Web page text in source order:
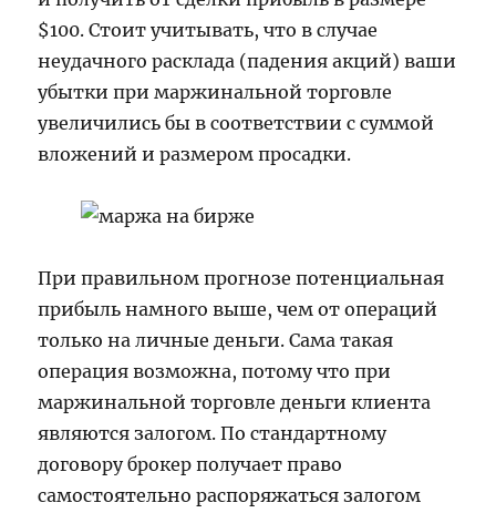
$100. Стоит учитывать, что в случае
неудачного расклада (падения акций) ваши
убытки при маржинальной торговле
увеличились бы в соответствии с суммой
вложений и размером просадки.
При правильном прогнозе потенциальная
прибыль намного выше, чем от операций
только на личные деньги. Сама такая
операция возможна, потому что при
маржинальной торговле деньги клиента
являются залогом. По стандартному
договору брокер получает право
самостоятельно распоряжаться залогом